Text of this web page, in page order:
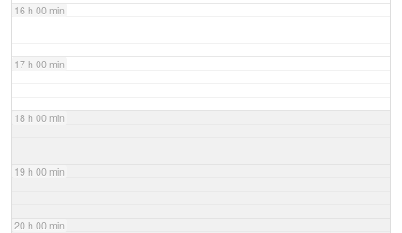
16 h 00 min
17 h 00 min
18 h 00 min
19 h 00 min
20 h 00 min